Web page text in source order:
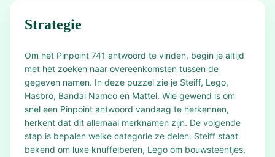
Strategie
Om het Pinpoint 741 antwoord te vinden, begin je altijd
met het zoeken naar overeenkomsten tussen de
gegeven namen. In deze puzzel zie je Steiff, Lego,
Hasbro, Bandai Namco en Mattel. Wie gewend is om
snel een Pinpoint antwoord vandaag te herkennen,
herkent dat dit allemaal merknamen zijn. De volgende
stap is bepalen welke categorie ze delen. Steiff staat
bekend om luxe knuffelberen, Lego om bouwsteentjes,